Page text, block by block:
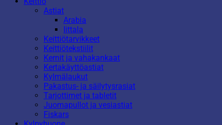
Astiat
Arabia
Iittala
Keittiötarvikkeet
Keittiötekstiilit
Kernit ja vahakankaat
Kertakäyttöastiat
Kylmälaukut
Pakastus- ja säilytysrasiat
Tarjottimet ja tabletit
Juomapullot ja vesiastiat
Fiskars